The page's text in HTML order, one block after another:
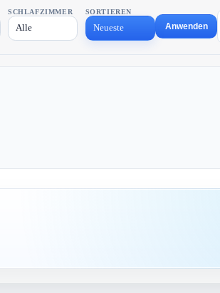
SCHLAFZIMMER
Alle
SORTIEREN
Neueste Anwenden